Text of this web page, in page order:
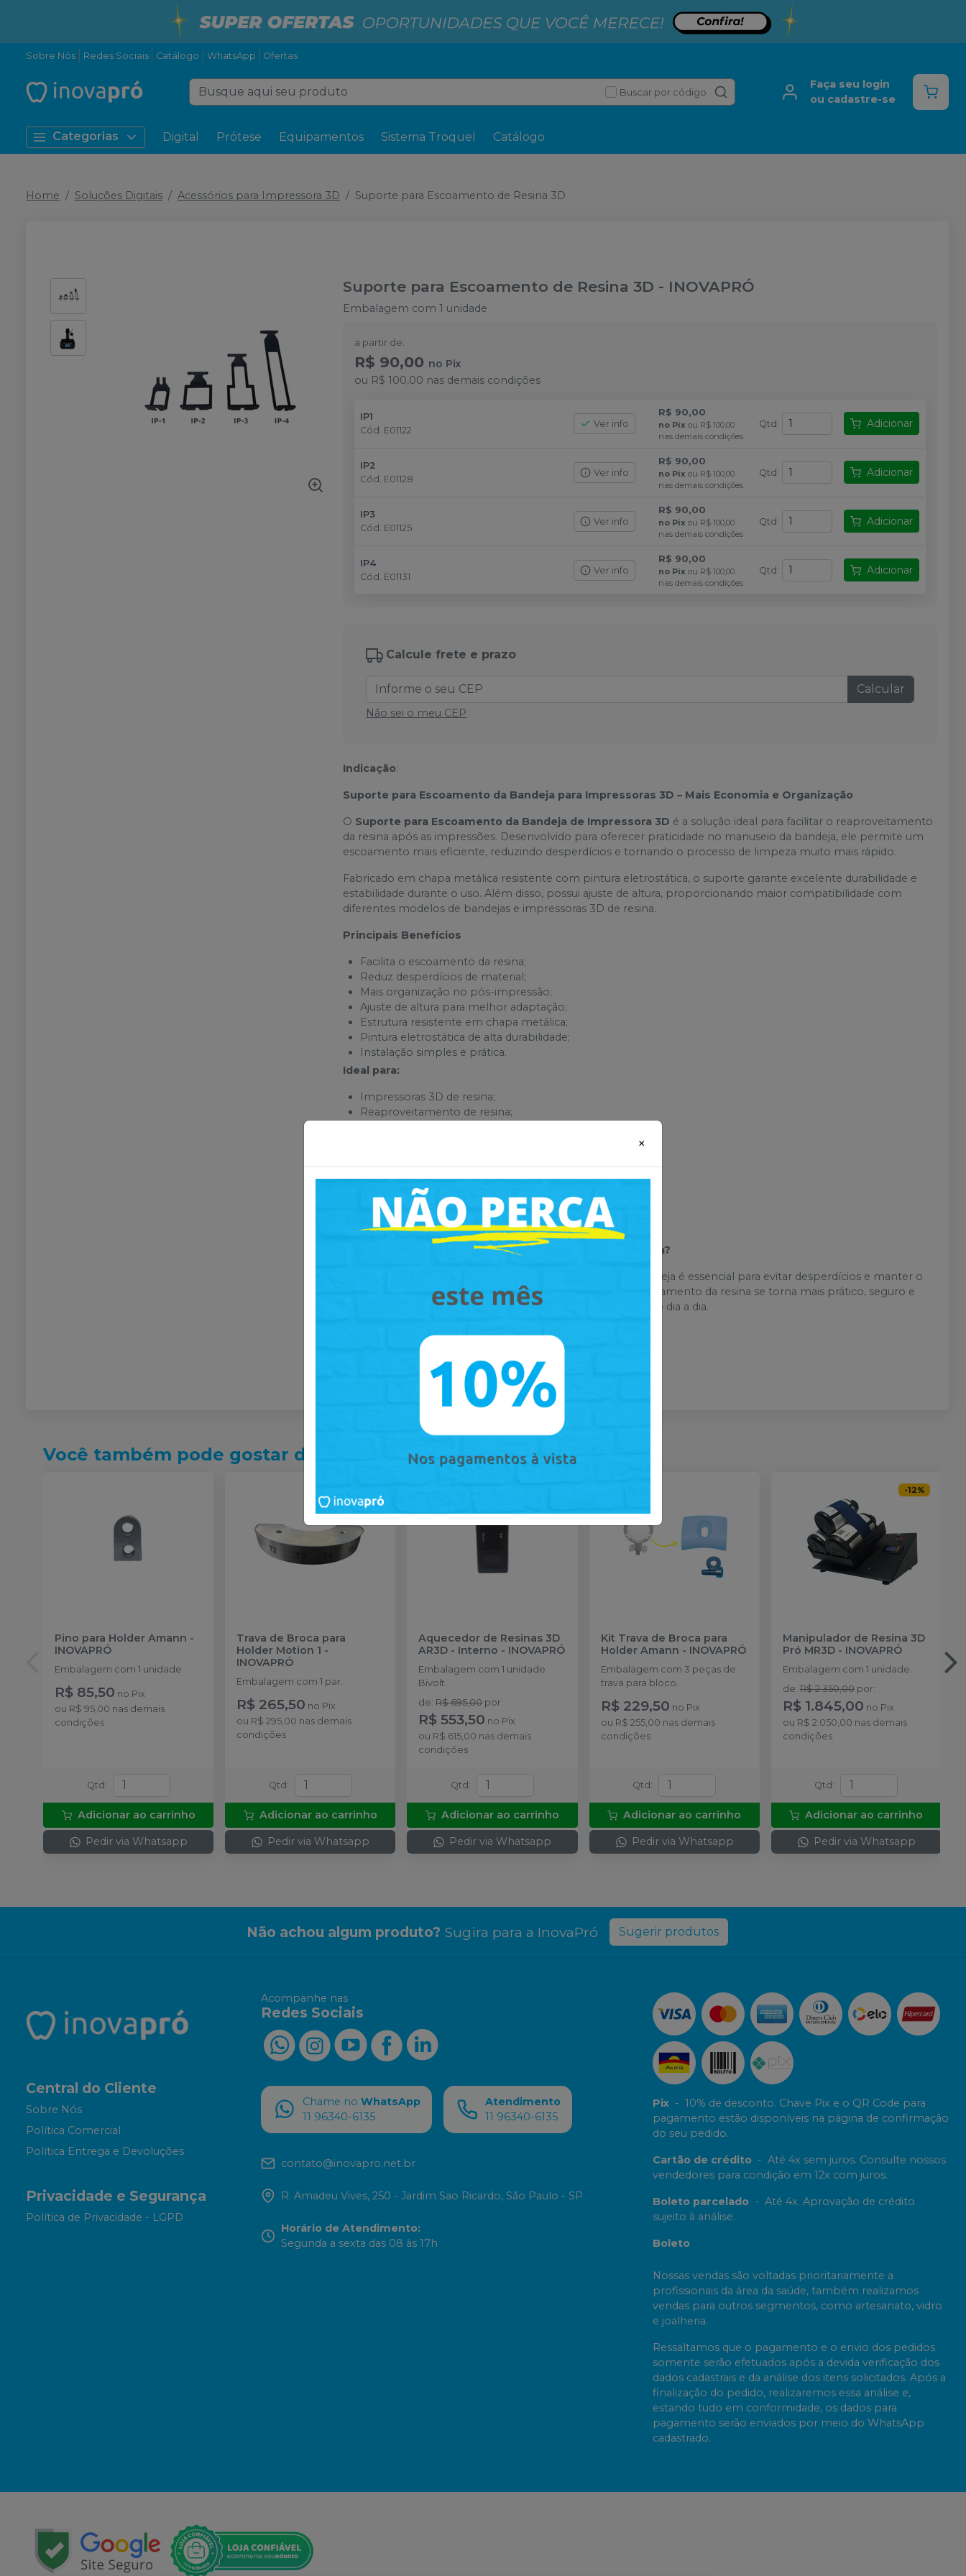
Sobre Nós Redes Sociais Catálogo WhatsApp Ofertas
Buscar por código
Faça seu login
ou cadastre-se
Categorias Digital Prótese Equipamentos Sistema Troquel Catálogo
Home Soluções Digitais Acessórios para Impressora 3D Suporte para Escoamento de Resina 3D
Suporte para Escoamento de Resina 3D - INOVAPRÓ
Embalagem com 1 unidade
a partir de:
R$ 90,00 no Pix
ou R$ 100,00 nas demais condições
IP1
Cód. E01122
Ver info
R$ 90,00
no Pix ou R$ 100,00
nas demais condições
Qtd : Adicionar
IP2
Cód. E01128
Ver info
R$ 90,00
no Pix ou R$ 100,00
nas demais condições
Qtd : Adicionar
IP3
Cód. E01125
Ver info
R$ 90,00
no Pix ou R$ 100,00
nas demais condições
Qtd : Adicionar
IP4
Cód. E01131
Ver info
R$ 90,00
no Pix ou R$ 100,00
nas demais condições
Qtd : Adicionar
Calcule frete e prazo
Calcular
Não sei o meu CEP
Indicação:
Suporte para Escoamento da Bandeja para Impressoras 3D – Mais Economia e Organização
O Suporte para Escoamento da Bandeja de Impressora 3D é a solução ideal para facilitar o reaproveitamento
da resina após as impressões. Desenvolvido para oferecer praticidade no manuseio da bandeja, ele permite um
escoamento mais eficiente, reduzindo desperdícios e tornando o processo de limpeza muito mais rápido.
Fabricado em chapa metálica resistente com pintura eletrostática, o suporte garante excelente durabilidade e
estabilidade durante o uso. Além disso, possui ajuste de altura, proporcionando maior compatibilidade com
diferentes modelos de bandejas e impressoras 3D de resina.
Principais Benefícios
Facilita o escoamento da resina;
Reduz desperdícios de material;
Mais organização no pós-impressão;
Ajuste de altura para melhor adaptação;
Estrutura resistente em chapa metálica;
Pintura eletrostática de alta durabilidade;
Instalação simples e prática.
Ideal para:
Impressoras 3D de resina;
Reaproveitamento de resina;
Usuários que buscam mais produtividade e economia.
Economia de resina;
Economia de tempo no processo de limpeza;
Estrutura firme e segura;
Design funcional e compacto.
Por que utilizar um suporte para escoamento da bandeja?
Durante a impressão em resina, o manuseio correto da bandeja é essencial para evitar desperdícios e manter o
ambiente de trabalho organizado. Com este suporte, o escoamento da resina se torna mais prático, seguro e
eficiente, aumentando a produtividade e reduzindo custos no dia a dia.
Você também pode gostar desses
Pino para Holder Amann -
INOVAPRÓ
Embalagem com 1 unidade
R$ 85,50 no Pix
ou R$ 95,00 nas demais
condições
Qtd :
Adicionar ao carrinho
Pedir via Whatsapp
Trava de Broca para
Holder Motion 1 -
INOVAPRÓ
Embalagem com 1 par.
R$ 265,50 no Pix
ou R$ 295,00 nas demais
condições
Qtd :
Adicionar ao carrinho
Pedir via Whatsapp
Aquecedor de Resinas 3D
AR3D - Interno - INOVAPRÓ
Embalagem com 1 unidade.
Bivolt.
de:R$ 695,00 por:
R$ 553,50 no Pix
ou R$ 615,00 nas demais
condições
Qtd :
Adicionar ao carrinho
Pedir via Whatsapp
Kit Trava de Broca para
Holder Amann - INOVAPRÓ
Embalagem com 3 peças de
trava para bloco.
R$ 229,50 no Pix
ou R$ 255,00 nas demais
condições
Qtd :
Adicionar ao carrinho
Pedir via Whatsapp
-12%
Manipulador de Resina 3D
Pró MR3D- INOVAPRÓ
Embalagem com 1 unidade.
de: R$ 2.350,00 por:
R$ 1.845,00 no Pix
ou R$ 2.050,00 nas demais
condições
Qtd :
Adicionar ao carrinho
Pedir via Whatsapp
Não achou algum produto? Sugira para a InovaPró Sugerir produtos
Central do Cliente
Sobre Nós
Política Comercial
Política Entrega e Devoluções
Privacidade e Segurança
Política de Privacidade - LGPD
Acompanhe nas
Redes Sociais
Chame no WhatsApp
11 96340-6135
Atendimento
11 96340-6135
contato@inovapro.net.br
R. Amadeu Vives, 250 - Jardim Sao Ricardo, São Paulo - SP
Horário de Atendimento:
Segunda a sexta das 08 às 17h
Pix - 10% de desconto. Chave Pix e o QR Code para
pagamento estão disponíveis na página de confirmação
do seu pedido.
Cartão de crédito - Até 4x sem juros. Consulte nossos
vendedores para condição em 12x com juros.
Boleto parcelado - Até 4x. Aprovação de crédito
sujeito à análise.
Boleto
Nossas vendas são voltadas prioritariamente a
profissionais da área da saúde, também realizamos
vendas para outros segmentos, como artesanato, vidro
e joalheria.
Ressaltamos que o pagamento e o envio dos pedidos
somente serão efetuados após a devida verificação dos
dados cadastrais e da análise dos itens solicitados. Após a
finalização do pedido, realizaremos essa análise e,
estando tudo em conformidade, os dados para
pagamento serão enviados por meio do WhatsApp
cadastrado.
×